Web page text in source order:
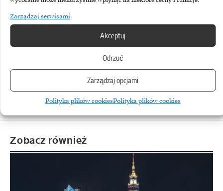
Zarządzaj serwisami
Akceptuj
Odrzuć
Zarządzaj opcjami
Polityka plików cookiesPolityka plików cookies
Bugyi, Prezes Sektora Elektroniki TRUMPF.
Zobacz również